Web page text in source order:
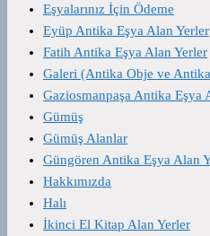
Eşyalarınız İçin Ödeme
Eyüp Antika Eşya Alan Yerler
Fatih Antika Eşya Alan Yerler
Galeri (Antika Obje ve
Gaziosmanpaşa Antika Eşya
Gümüş
Gümüş Alanlar
Güngören Antika Eşya Alan
Hakkımızda
Halı
İkinci El Kitap Alan Yerler